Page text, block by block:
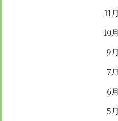
11月
10月
9月
7月
6月
5月